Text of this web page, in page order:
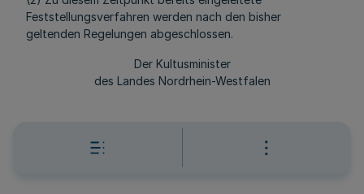
Feststellungsverfahren werden nach den bisher
geltenden Regelungen abgeschlossen.
Der Kultusminister
des Landes Nordrhein-Westfalen